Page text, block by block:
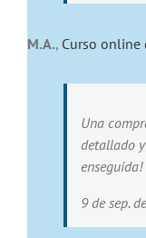
M.A., Curso online
Una
detallado
enseguida!
9 de sep.